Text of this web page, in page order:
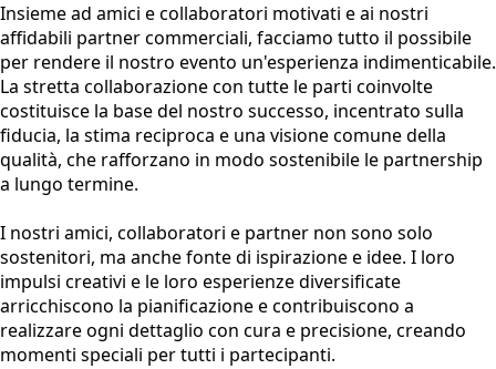
Insieme ad amici e collaboratori motivati e ai nostri
affidabili partner commerciali, facciamo tutto il possibile
per rendere il nostro evento un'esperienza indimenticabile.
La stretta collaborazione con tutte le parti coinvolte
costituisce la base del nostro successo, incentrato sulla
fiducia, la stima reciproca e una visione comune della
qualità, che rafforzano in modo sostenibile le partnership
a lungo termine.
I nostri amici, collaboratori e partner non sono solo
sostenitori, ma anche fonte di ispirazione e idee. I loro
impulsi creativi e le loro esperienze diversificate
arricchiscono la pianificazione e contribuiscono a
realizzare ogni dettaglio con cura e precisione, creando
momenti speciali per tutti i partecipanti.